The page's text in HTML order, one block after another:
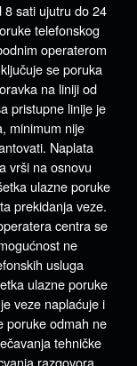
8 sati ujutru do 24
telefonskog
operaterom
se poruka
na liniji od
pristupne linije je
minimum nije
Naplata
vrši na osnovu
ulazne poruke
prekidanja veze.
centra se
ne
usluga
ulazne poruke
veze naplaćuje i
poruke odmah ne
tehničke
razgovora